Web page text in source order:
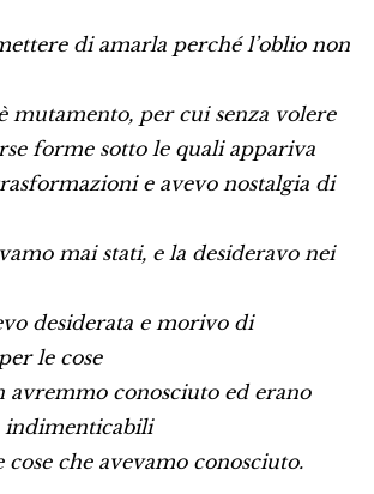
di amarla perché l’oblio non
mutamento, per cui senza volere
forme sotto le quali appariva
e avevo nostalgia di
mai stati, e la desideravo nei
desiderata e morivo di
le cose
avremmo conosciuto ed erano
indimenticabili
cose che avevamo conosciuto.